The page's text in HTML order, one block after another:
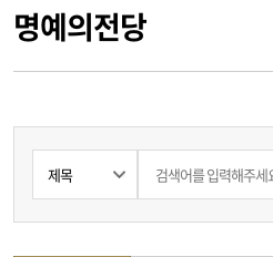
명예의전당